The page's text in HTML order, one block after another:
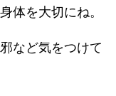
体を大切にね。
など気をつけて